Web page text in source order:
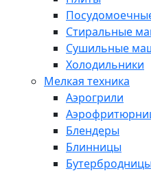
Стиральные
Сушильные
Холодильники
Мелкая техника
Аэрогрили
Блендеры
Блинницы
Бутербродницы